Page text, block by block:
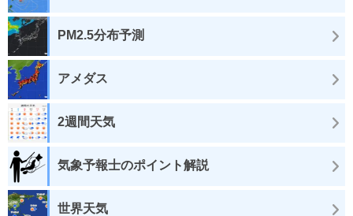
PM2.5分布予測
アメダス
2週間天気
気象予報士のポイント解説
世界天気